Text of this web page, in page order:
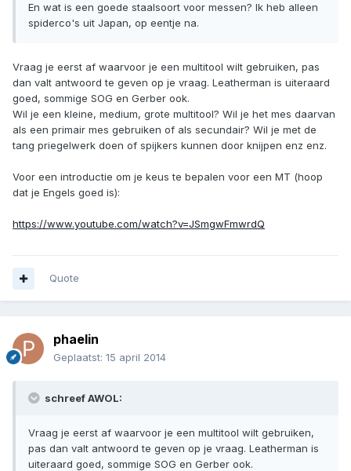
En wat is een goede staalsoort voor messen? Ik heb alleen
spiderco's uit Japan, op eentje na.
Vraag je eerst af waarvoor je een multitool wilt gebruiken, pas
dan valt antwoord te geven op je vraag. Leatherman is uiteraard
goed, sommige SOG en Gerber ook.
Wil je een kleine, medium, grote multitool? Wil je het mes daarvan
als een primair mes gebruiken of als secundair? Wil je met de
tang priegelwerk doen of spijkers kunnen door knijpen enz enz.
Voor een introductie om je keus te bepalen voor een MT (hoop
dat je Engels goed is):
https://www.youtube.com/watch?v=JSmgwFmwrdQ
Quote
phaelin
Geplaatst: 15 april 2014
schreef AWOL:
Vraag je eerst af waarvoor je een multitool wilt gebruiken,
pas dan valt antwoord te geven op je vraag. Leatherman is
uiteraard goed, sommige SOG en Gerber ook.